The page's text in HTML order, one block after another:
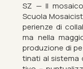
SZ — Il
Scuola
per­i­enze di
ma nella
produzione di
tinati al sis­tema